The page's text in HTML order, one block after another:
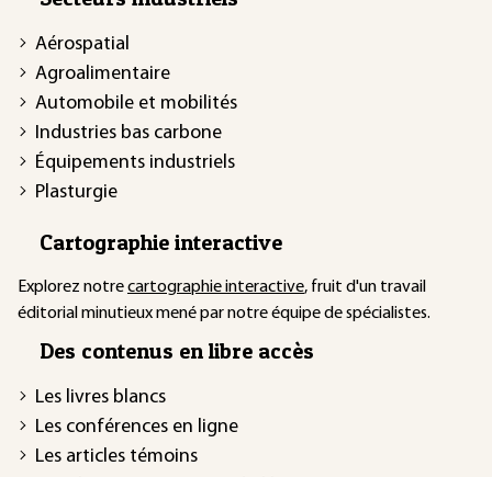
Aérospatial
Agroalimentaire
Automobile et mobilités
Industries bas carbone
Équipements industriels
Plasturgie
Cartographie interactive
Explorez notrecartographie interactive, fruit d'un travail
éditorial minutieux mené par notre équipe de spécialistes.
Des contenus en libre accès
Les livres blancs
Les conférences en ligne
Les articles témoins